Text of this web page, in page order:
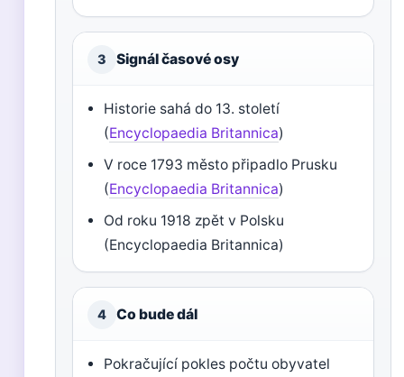
3 Signál časové osy
Historie sahá do 13. století
(Encyclopaedia Britannica)
V roce 1793 město připadlo Prusku
(Encyclopaedia Britannica)
Od roku 1918 zpět v Polsku
(Encyclopaedia Britannica)
4 Co bude dál
Pokračující pokles počtu obyvatel